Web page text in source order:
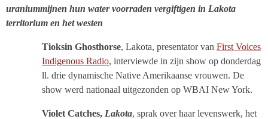
uraniummijnen hun water voorraden vergiftigen in Lakota
territorium en het westen
Tioksin Ghosthorse, Lakota, presentator van First Voices
Indigenous Radio, interviewde in zijn show op donderdag
ll. drie dynamische Native Amerikaanse vrouwen. De
show werd nationaal uitgezonden op WBAI New York.
Violet Catches, Lakota, sprak over haar levenswerk, het